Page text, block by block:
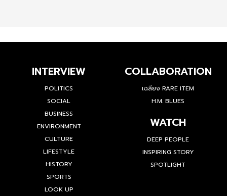
INTERVIEW
POLITICS
SOCIAL
BUSINESS
ENVIRONMENT
CULTURE
LIFESTYLE
HISTORY
SPORTS
LOOK UP
COLLABORATION
เฉลียง RARE ITEM
H.M. BLUES
WATCH
DEEP PEOPLE
INSPIRING STORY
SPOTLIGHT